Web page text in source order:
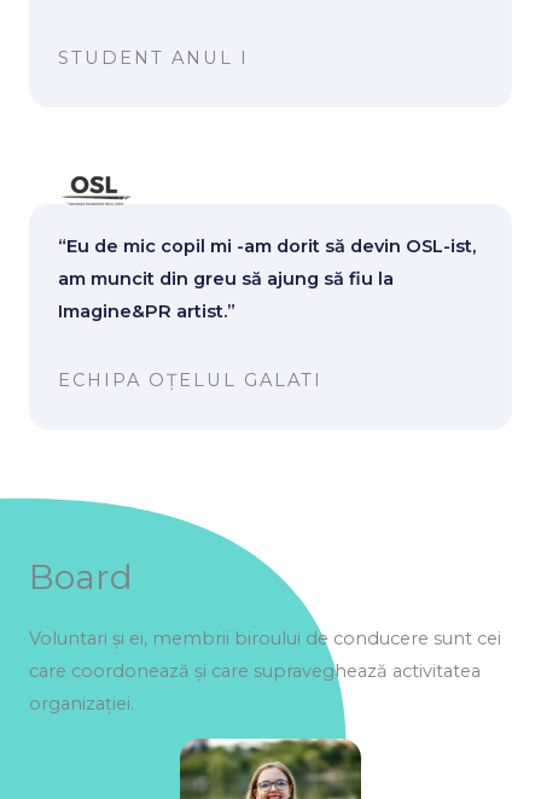
STUDENT ANUL I
“Eu de mic copil mi -am dorit să devin OSL-ist,
am muncit din greu să ajung să fiu la
Imagine&PR artist.”
ECHIPA OȚELUL GALATI
Board
Voluntari și ei, membrii biroului de conducere sunt cei
care coordonează și care supraveghează activitatea
organizației.